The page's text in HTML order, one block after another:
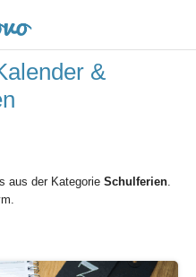
&
aus der Kategorie Schulferien